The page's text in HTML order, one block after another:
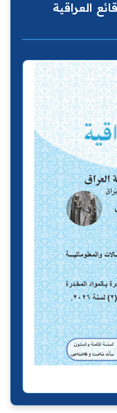
الوقائع العراقية